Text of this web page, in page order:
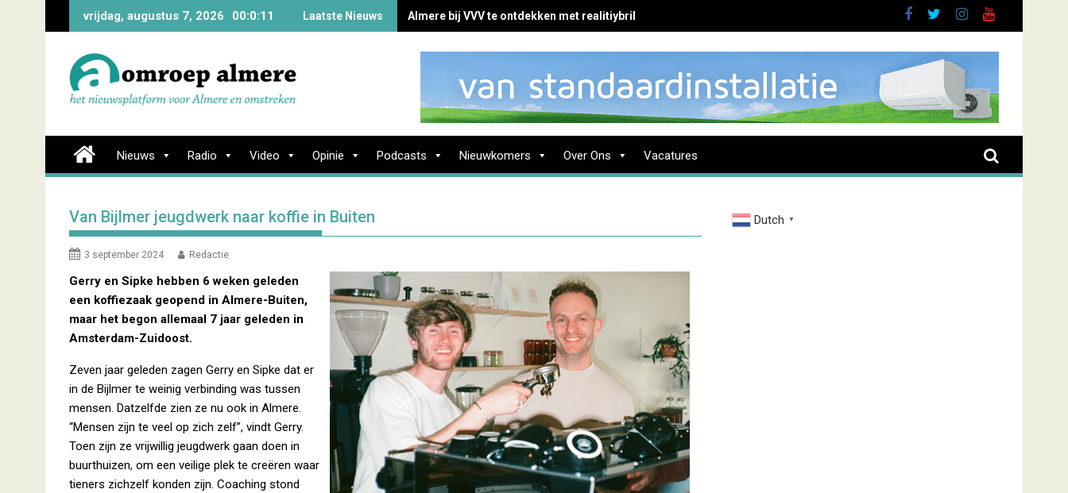
vrijdag, augustus 7, 2026 00:0:12 Laatste Nieuws Almere bij VVV te ontdekken met realitiybril
Nieuws Radio Video Opinie Podcasts Nieuwkomers Over Ons Vacatures
Van Bijlmer jeugdwerk naar koffie in Buiten
3 september 2024 Redactie
Gerry en Sipke hebben 6 weken geleden
een koffiezaak geopend in Almere-Buiten,
maar het begon allemaal 7 jaar geleden in
Amsterdam-Zuidoost.
Zeven jaar geleden zagen Gerry en Sipke dat er
in de Bijlmer te weinig verbinding was tussen
mensen. Datzelfde zien ze nu ook in Almere.
“Mensen zijn te veel op zich zelf”, vindt Gerry.
Toen zijn ze vrijwillig jeugdwerk gaan doen in
buurthuizen, om een veilige plek te creëren waar
tieners zichzelf konden zijn. Coaching stond
Dutch ▼